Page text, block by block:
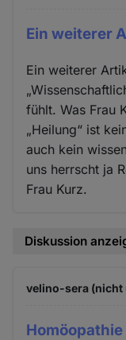
Ein weiterer
Ein weiterer
fühlt. Was Frau
„Heilung“ ist
auch kein
uns herrscht ja
Frau Kurz.
Diskussion
velino-sera (nicht